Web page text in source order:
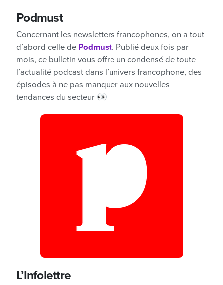
Podmust
Concernant les newsletters francophones, on a tout
d’abord celle de Podmust. Publié deux fois par
mois, ce bulletin vous offre un condensé de toute
l’actualité podcast dans l’univers francophone, des
épisodes à ne pas manquer aux nouvelles
tendances du secteur 👀
L’Infolettre